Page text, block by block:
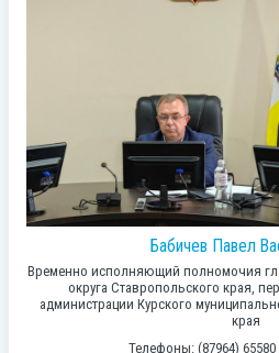
Бабичев Павел
Временно исполняющий полномочия
округа Ставропольского края,
администрации Курского
края
Телефоны: (87964) 65580